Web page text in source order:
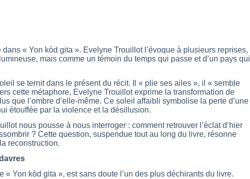
« Yon kòd gita ». Evelyne Trouillot l’évoque à plusieurs reprises,
mais comme un témoin du temps qui passe et d’un pays qui
se ternit dans le présent du récit. Il « plie ses ailes », il « semble
cette métaphore, Evelyne Trouillot exprime la transformation de
que l’ombre d’elle-même. Ce soleil affaibli symbolise la perte d’une
étouffée par la violence et la désillusion.
nous pousse à nous interroger : comment retrouver l’éclat d’hier
? Cette question, suspendue tout au long du livre, résonne
reconstruction.
« Yon kòd gita », est sans doute l’un des plus déchirants du livre.